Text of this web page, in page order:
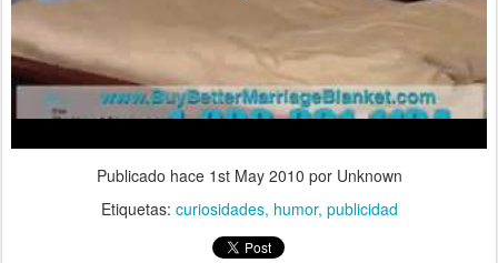
Publicado hace 1st May 2010 por Unknown
Etiquetas: curiosidades humor publicidad